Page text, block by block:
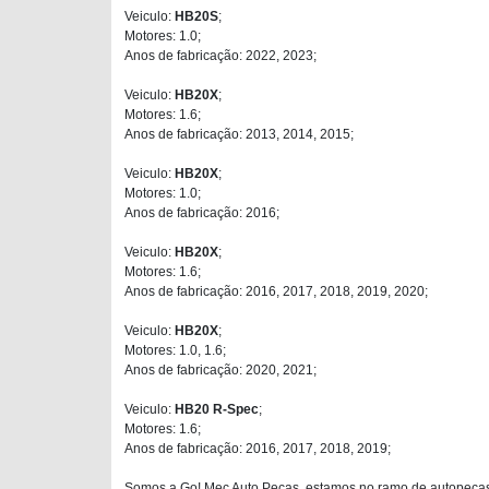
Veiculo: HB20S;
Motores: 1.0;
Anos de fabricação: 2022, 2023;
Veiculo: HB20X;
Motores: 1.6;
Anos de fabricação: 2013, 2014, 2015;
Veiculo: HB20X;
Motores: 1.0;
Anos de fabricação: 2016;
Veiculo: HB20X;
Motores: 1.6;
Anos de fabricação: 2016, 2017, 2018, 2019, 2020;
Veiculo: HB20X;
Motores: 1.0, 1.6;
Anos de fabricação: 2020, 2021;
Veiculo: HB20 R-Spec;
Motores: 1.6;
Anos de fabricação: 2016, 2017, 2018, 2019;